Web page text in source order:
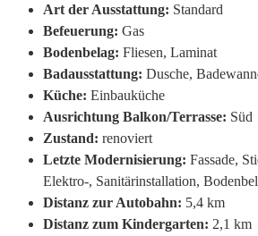
Art der Ausstattung: Standard
Befeuerung: Gas
Bodenbelag: Fliesen, Laminat
Badausstattung: Dusche,
Küche: Einbauküche
Ausrichtung Balkon/Terrasse: Süd
Zustand: renoviert
Letzte Modernisierung: Fassade,
Elektro-, Sanitärinstallation,
Distanz zur Autobahn: 5,4 km
Distanz zum Kindergarten: 2,1 km